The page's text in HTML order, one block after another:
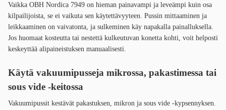
Vaikka OBH Nordica 7949 on hieman painavampi ja leveämpi kuin osa
kilpailijoista, se ei vaikuta sen käytettävyyteen. Pussin mittaaminen ja
leikkaaminen on vaivatonta, ja sulkeminen käy napakalla painalluksella.
Jos huomaat kosteutta tai nestettä kulkeutuvan konetta kohti, voit helposti
keskeyttää alipaineistuksen manuaalisesti.
Käytä vakuumipusseja mikrossa, pakastimessa tai
sous vide -keitossa
Vakuumipussit kestävät pakastuksen, mikron ja sous vide -kypsennyksen.